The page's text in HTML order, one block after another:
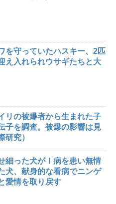
を守っていたハスキー、2匹
え入れられウサギたちと大
リの被爆者から生まれた子
子を調査。被爆の影響は見
研究）
細った犬が！病を患い無情
犬、献身的な看病でニンゲ
愛情を取り戻す